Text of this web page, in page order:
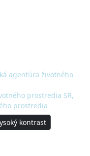
agentúra životného
prostredia SR,
prostredia
kontrast